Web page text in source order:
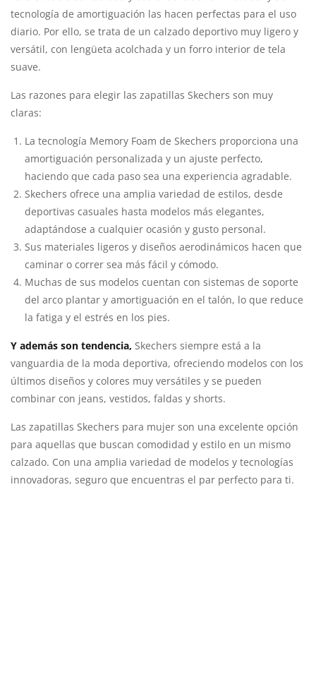
tecnología de amortiguación las hacen perfectas para el uso
diario. Por ello, se trata de un calzado deportivo muy ligero y
versátil, con lengüeta acolchada y un forro interior de tela
suave.
Las razones para elegir las zapatillas Skechers son muy
claras:
La tecnología Memory Foam de Skechers proporciona una
amortiguación personalizada y un ajuste perfecto,
haciendo que cada paso sea una experiencia agradable.
Skechers ofrece una amplia variedad de estilos, desde
deportivas casuales hasta modelos más elegantes,
adaptándose a cualquier ocasión y gusto personal.
Sus materiales ligeros y diseños aerodinámicos hacen que
caminar o correr sea más fácil y cómodo.
Muchas de sus modelos cuentan con sistemas de soporte
del arco plantar y amortiguación en el talón, lo que reduce
la fatiga y el estrés en los pies.
Y además son tendencia, Skechers siempre está a la
vanguardia de la moda deportiva, ofreciendo modelos con los
últimos diseños y colores muy versátiles y se pueden
combinar con jeans, vestidos, faldas y shorts.
Las zapatillas Skechers para mujer son una excelente opción
para aquellas que buscan comodidad y estilo en un mismo
calzado. Con una amplia variedad de modelos y tecnologías
innovadoras, seguro que encuentras el par perfecto para ti.